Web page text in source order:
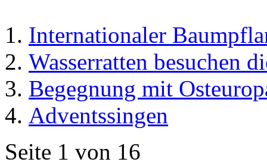
Internationaler
Wasserratten besuchen
Begegnung mit
Adventssingen
Seite 1 von 16